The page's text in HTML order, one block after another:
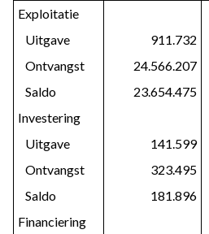
Exploitatie
   Uitgave
911.732
   Ontvangst
24.566.207
   Saldo
23.654.475
Investering
   Uitgave
141.599
   Ontvangst
323.495
   Saldo
181.896
Financiering